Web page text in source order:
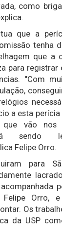
como
que a
tenha
que a
para
"Com
a esta perícia
que vão nos
sendo
Felipe Orro.
para
Felipe Orro,
Os
da USP